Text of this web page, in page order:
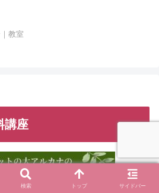
教室
講座
検索 トップ サイドバー